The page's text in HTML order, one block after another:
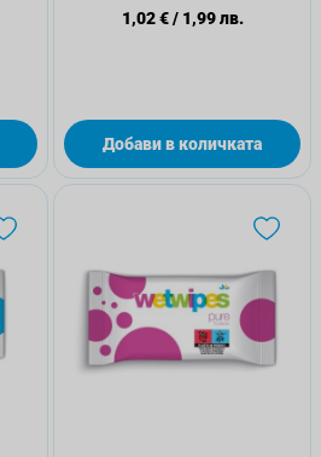
1,02 €/ 1,99 лв.
Добави в количката